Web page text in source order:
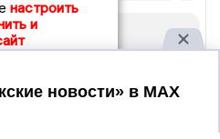
настроить
и